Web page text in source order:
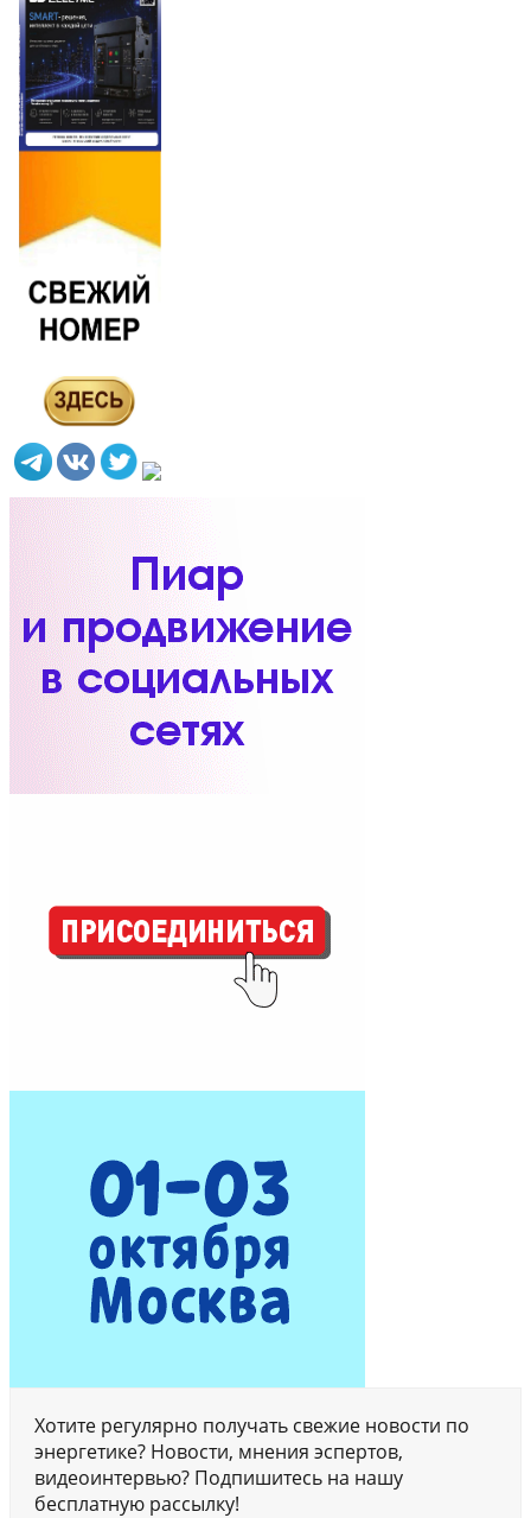
Хотите регулярно получать свежие новости по
энергетике? Новости, мнения эспертов,
видеоинтервью? Подпишитесь на нашу
бесплатную рассылку!